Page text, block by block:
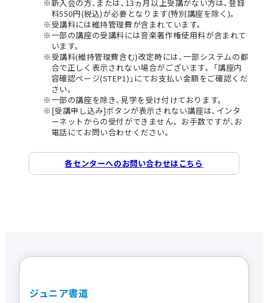
新入会の方､または､13ヵ月以上受講がない方は､登録
料550円(税込)が必要となります(特別講座を除く)。
受講料には維持管理費が含まれています。
一部の講座の受講料には音楽著作権使用料が含まれて
います。
受講料(維持管理費含む)改定時には､一部システムの都
合で正しく表示されない場合がございます。｢講座内
容確認ページ(STEP1)｣にてお支払い金額をご確認くだ
さい。
一部の講座を除き､見学を受け付けております。
[受講申し込み]ボタンが表示されない講座は､インタ
ーネットからの受付ができません。お手数ですが､お
電話にてお問い合わせください。
各センターへのお問い合わせはこちら
ジュニア書道